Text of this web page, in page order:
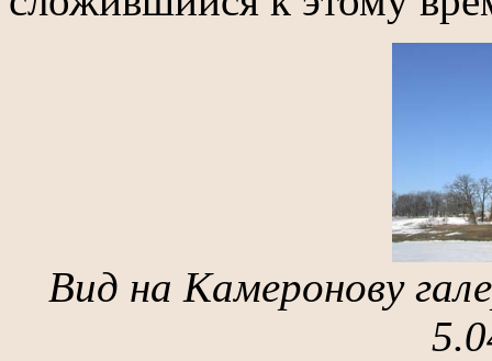
Вид на Камеронову